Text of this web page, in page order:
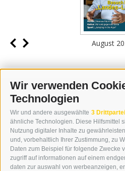
Wir verwenden
Technologien
Wir und andere ausgewählte 3
ähnliche Technologien. Diese Hilfsmittel
Nutzung digitaler Inhalte zu
und, vorbehaltlich Ihrer Zustimmung, zu
Daten zum Beispiel für folgende Zwecke
zugriff auf informationen auf einem
daten zur auswahl von werbeanzeigen,
August
KONTAKT
WIPP-MEDIA GMBH
DER ERKER
NEUSTADT 20A
I-39049 STERZING
TEL.: +39 0472 766876